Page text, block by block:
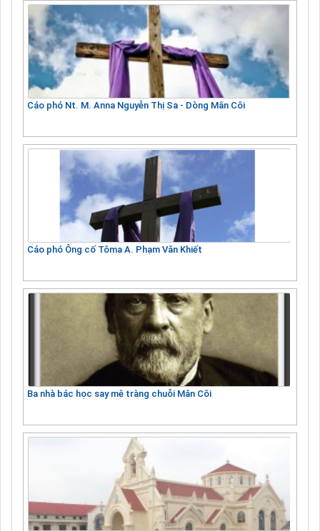
Cáo phó Nt. M. Anna Nguyễn Thị Sa - Dòng Mân Côi
Cáo phó Ông cố Tôma A. Phạm Văn Khiết
Ba nhà bác học say mê tràng chuỗi Mân Côi